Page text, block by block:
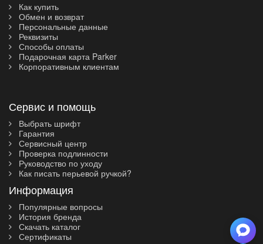
Как купить
Обмен и возврат
Персональные данные
Реквизиты
Способы оплаты
Подарочная карта Parker
Корпоративным клиентам
Сервис и помощь
Выбрать шрифт
Гарантия
Сервисный центр
Проверка подлинности
Руководство по уходу
Как писать перьевой ручкой?
Информация
Популярные вопросы
История бренда
Скачать каталог
Сертификаты